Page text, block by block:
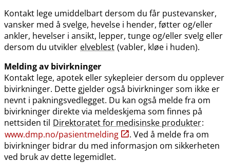
Kontakt lege umiddelbart dersom du får pustevansker,
vansker med å svelge, hevelse i hender, føtter og​/​eller
ankler, hevelser i ansikt, lepper, tunge og​/​eller svelg eller
dersom du utvikler elveblest (vabler, kløe i huden).
Melding av bivirkninger
Kontakt lege, apotek eller sykepleier dersom du opplever
bivirkninger. Dette gjelder også bivirkninger som ikke er
nevnt i pakningsvedlegget. Du kan også melde fra om
bivirkninger direkte via meldeskjema som finnes på
nettsiden til Direktoratet for medisinske produkter:
www.dmp.no​/​pasientmelding
. Ved å melde fra om
bivirkninger bidrar du med informasjon om sikkerheten
ved bruk av dette legemidlet.